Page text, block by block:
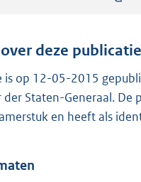
n
s
r
o
deze publicatie
is op 12-05-2015
der Staten-Generaal. De
en heeft als